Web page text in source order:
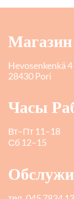
Магазин
Hevosenkenkä 4
28430 Pori
Часы
Вт–Пт 11–18
Сб 12–15